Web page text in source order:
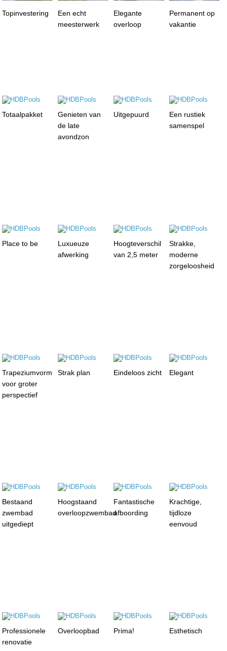
Topinvestering
Een echt
meesterwerk
Elegante
overloop
Permanent op
vakantie
Totaalpakket
Genieten van
de late
avondzon
Uitgepuurd
Een rustiek
samenspel
Place to be
Luxueuze
afwerking
Hoogteverschil
van 2,5 meter
Strakke,
moderne
zorgeloosheid
Trapeziumvorm
voor groter
perspectief
Strak plan Eindeloos zicht Elegant
Bestaand
zwembad
uitgediept
Hoogstaand
overloopzwembad
Fantastische
afboording
Krachtige,
tijdloze
eenvoud
Professionele
renovatie
Overloopbad Prima! Esthetisch